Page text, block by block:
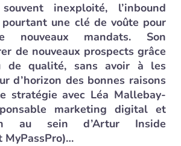
inexploité, l’inbound
une clé de voûte pour
nouveaux mandats. Son
de nouveaux prospects grâce
de qualité, sans avoir à les
d’horizon des bonnes raisons
stratégie avec Léa Mallebay-
marketing digital et
au sein d’Artur Inside
MyPassPro)…